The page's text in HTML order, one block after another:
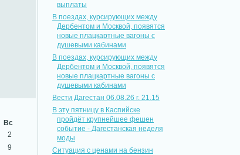
Вс
2
9
выплаты
В поездах, курсирующих между
Дербентом и Москвой, появятся
новые плацкартные вагоны с
душевыми кабинами
В поездах, курсирующих между
Дербентом и Москвой, появятся
новые плацкартные вагоны с
душевыми кабинами
Вести Дагестан 06.08.26 г. 21.15
В эту пятницу в Каспийске
пройдёт крупнейшее фешен
событие - Дагестанская неделя
моды
Ситуация с ценами на бензин